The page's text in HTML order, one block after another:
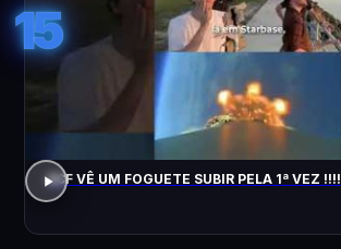
15
ACF VÊ UM FOGUETE SUBIR PELA 1ª VEZ !!!!